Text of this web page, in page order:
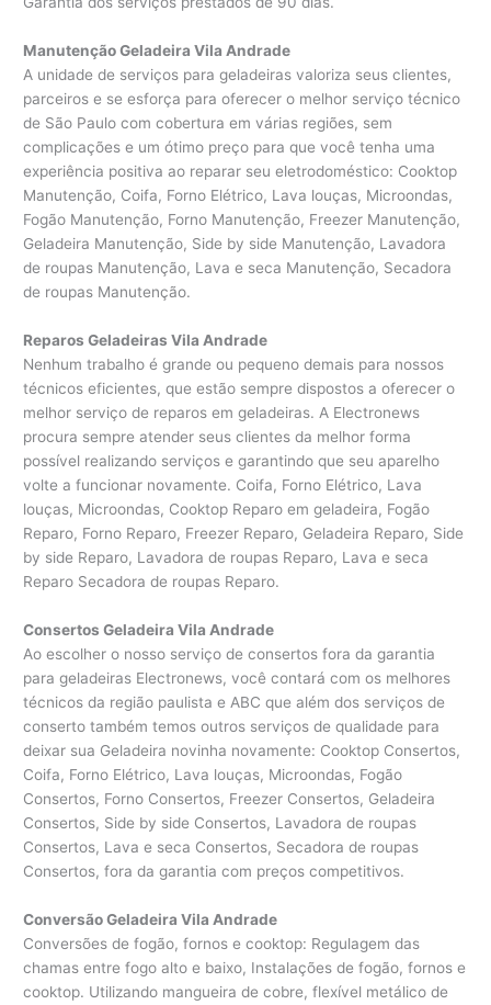
Manutenção Geladeira Vila Andrade
A unidade de serviços para geladeiras valoriza seus clientes,
parceiros e se esforça para oferecer o melhor serviço técnico
de São Paulo com cobertura em várias regiões, sem
complicações e um ótimo preço para que você tenha uma
experiência positiva ao reparar seu eletrodoméstico: Cooktop
Manutenção, Coifa, Forno Elétrico, Lava louças, Microondas,
Fogão Manutenção, Forno Manutenção, Freezer Manutenção,
Geladeira Manutenção, Side by side Manutenção, Lavadora
de roupas Manutenção, Lava e seca Manutenção, Secadora
de roupas Manutenção.
Reparos Geladeiras Vila Andrade
Nenhum trabalho é grande ou pequeno demais para nossos
técnicos eficientes, que estão sempre dispostos a oferecer o
melhor serviço de reparos em geladeiras. A Electronews
procura sempre atender seus clientes da melhor forma
possível realizando serviços e garantindo que seu aparelho
volte a funcionar novamente. Coifa, Forno Elétrico, Lava
louças, Microondas, Cooktop Reparo em geladeira, Fogão
Reparo, Forno Reparo, Freezer Reparo, Geladeira Reparo, Side
by side Reparo, Lavadora de roupas Reparo, Lava e seca
Reparo Secadora de roupas Reparo.
Consertos Geladeira Vila Andrade
Ao escolher o nosso serviço de consertos fora da garantia
para geladeiras Electronews, você contará com os melhores
técnicos da região paulista e ABC que além dos serviços de
conserto também temos outros serviços de qualidade para
deixar sua Geladeira novinha novamente: Cooktop Consertos,
Coifa, Forno Elétrico, Lava louças, Microondas, Fogão
Consertos, Forno Consertos, Freezer Consertos, Geladeira
Consertos, Side by side Consertos, Lavadora de roupas
Consertos, Lava e seca Consertos, Secadora de roupas
Consertos, fora da garantia com preços competitivos.
Conversão Geladeira Vila Andrade
Conversões de fogão, fornos e cooktop: Regulagem das
chamas entre fogo alto e baixo, Instalações de fogão, fornos e
cooktop. Utilizando mangueira de cobre, flexível metálico de